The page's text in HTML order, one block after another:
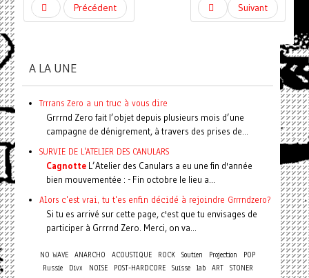
Précédent Suivant
A LA UNE
Trrrans Zero a un truc à vous dire
Grrrnd Zero fait l’objet depuis plusieurs mois d’une
campagne de dénigrement, à travers des prises de...
SURVIE DE L'ATELIER DES CANULARS
CagnotteL’Atelier des Canulars a eu une fin d'année
bien mouvementée : - Fin octobre le lieu a...
Alors c'est vrai, tu t'es enfin décidé à rejoindre Grrrndzero?
Si tu es arrivé sur cette page, c'est que tu envisages de
participer à Grrrnd Zero. Merci, on va...
NO WAVE ANARCHO ACOUSTIQUE ROCK Soutien Projection
POP
Russie
Divx NOISE POST-HARDCORE Suisse lab ART
STONER